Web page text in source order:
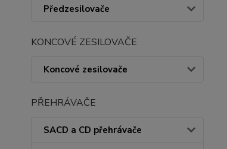
Předzesilovače
KONCOVÉ ZESILOVAČE
Koncové zesilovače
PŘEHRÁVAČE
SACD a CD přehrávače